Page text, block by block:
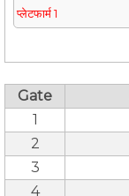
प्लेटफार्म 1
Gate
1
2
3
4